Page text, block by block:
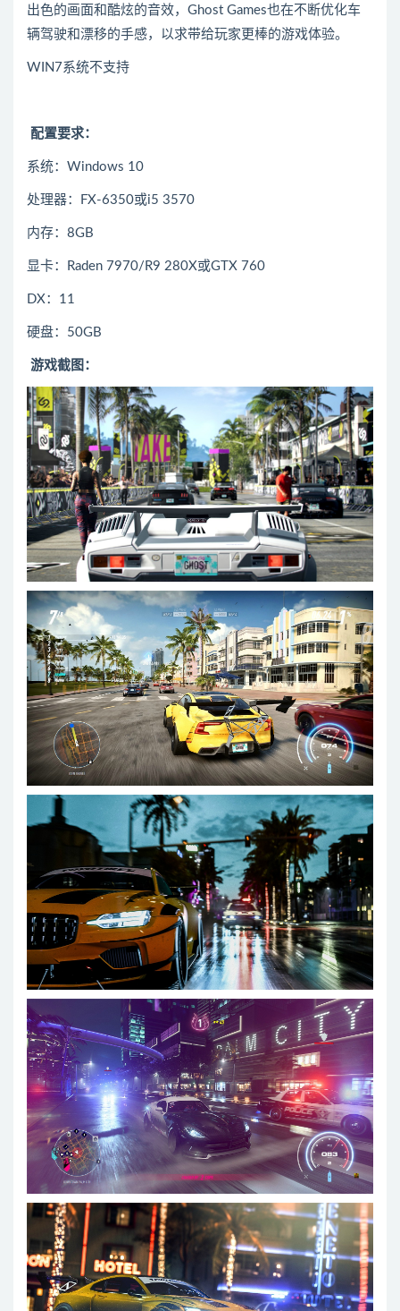
出色的画面和酷炫的音效，Ghost Games也在不断优化车
辆驾驶和漂移的手感，以求带给玩家更棒的游戏体验。
WIN7系统不支持
配置要求：
系统：Windows 10
处理器：FX-6350或i5 3570
内存：8GB
显卡：Raden 7970/R9 280X或GTX 760
DX：11
硬盘：50GB
游戏截图：